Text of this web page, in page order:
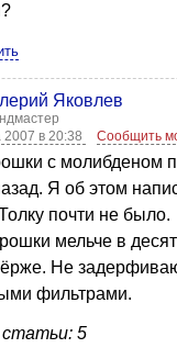
Яковлев
2007 в 20:38
Сообщить
с молибденом
Я об этом
почти не было.
мельче в
Не
фильтрами.
5